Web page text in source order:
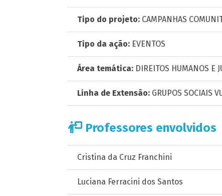
Tipo do projeto: CAMPANHAS
Tipo da ação: EVENTOS
Área temática: DIREITOS HUMANOS E
Linha de Extensão: GRUPOS SOCIAIS
Professores envolvidos
Cristina da Cruz Franchini
Luciana Ferracini dos Santos